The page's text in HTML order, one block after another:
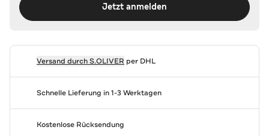
Jetzt anmelden
Versand durchS.OLIVER per DHL
Schnelle Lieferung in 1-3 Werktagen
Kostenlose Rücksendung